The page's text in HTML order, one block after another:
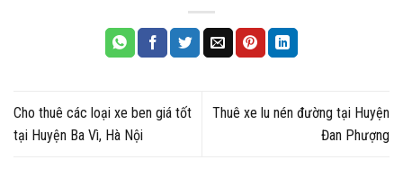
Cho thuê các loại xe ben giá tốt
tại Huyện Ba Vì, Hà Nội
Thuê xe lu nén đường tại Huyện
Đan Phượng